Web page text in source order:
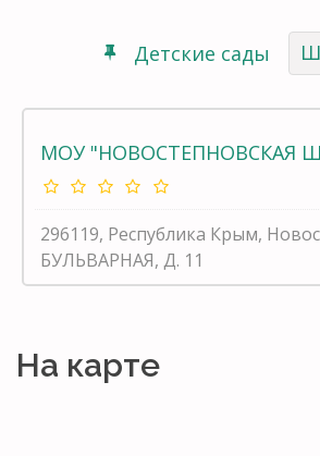
Детские сады
МОУ "НОВОСТЕПНОВСКАЯ
296119, Республика Крым,
БУЛЬВАРНАЯ, Д. 11
На карте